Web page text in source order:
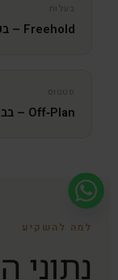
בעלות
Freehold – בעלות מלאה
סטטוס
Off‑Plan – בבנייה (יולי 2024)
למה להשקיע